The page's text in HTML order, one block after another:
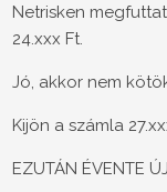
Netrisken
24.xxx Ft.
Jó, akkor nem
Kijön a számla
EZUTÁN ÉVENTE